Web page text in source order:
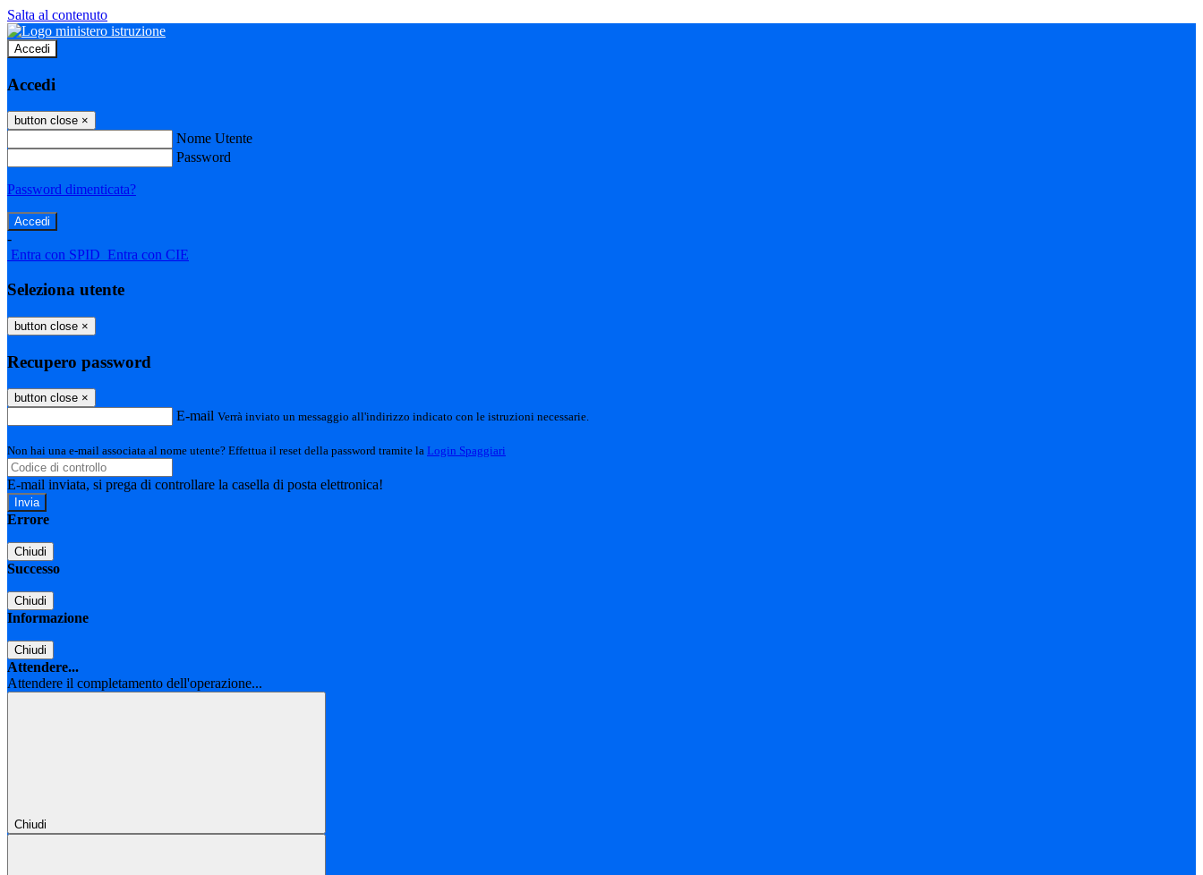
Salta al contenuto
Accedi
Accedi
button close ×
Nome Utente
Password
Password dimenticata?
-
Entra con SPID Entra con CIE
Seleziona utente
button close ×
Recupero password
button close ×
E-mail Verrà inviato un messaggio all'indirizzo indicato con le istruzioni necessarie.
Non hai una e-mail associata al nome utente? Effettua il reset della password tramite la Login Spaggiari
E-mail inviata, si prega di controllare la casella di posta elettronica!
Errore
Chiudi
Successo
Chiudi
Informazione
Chiudi
Attendere...
Attendere il completamento dell'operazione...
Chiudi